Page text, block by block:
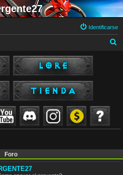
Identificarse
Foro